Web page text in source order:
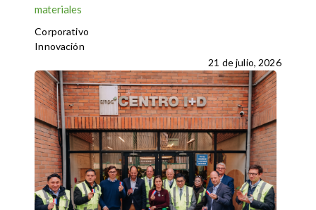
materiales
Corporativo
Innovación
21 de julio, 2026